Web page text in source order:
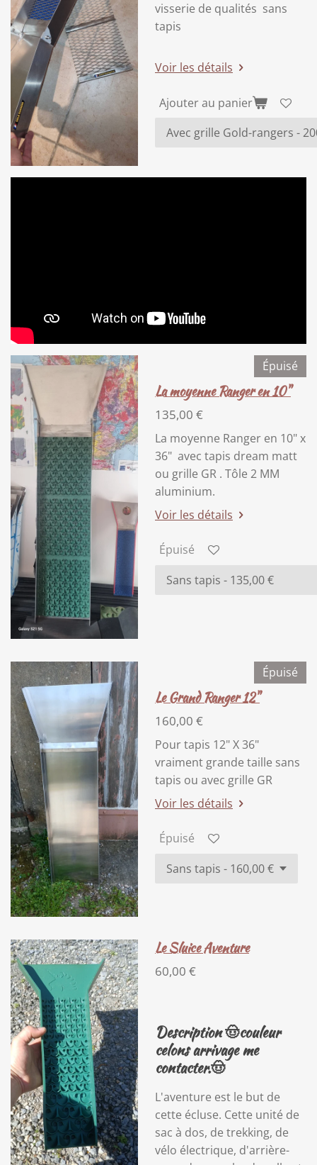
visserie de qualités sans
tapis
Voir les détails
Ajouter au panier
Épuisé
La moyenne Ranger en 10"
135,00 €
La moyenne Ranger en 10" x
36" avec tapis dream matt
ou grille GR . Tôle 2 MM
aluminium.
Voir les détails
Épuisé
Épuisé
Le Grand Ranger 12"
160,00 €
Pour tapis 12" X 36"
vraiment grande taille sans
tapis ou avec grille GR
Voir les détails
Épuisé
Le Sluice Aventure
60,00 €
Description 🤠couleur
celons arrivage me
contacter.🤠
L'aventure est le but de
cette écluse. Cette unité de
sac à dos, de trekking, de
vélo électrique, d'arrière-